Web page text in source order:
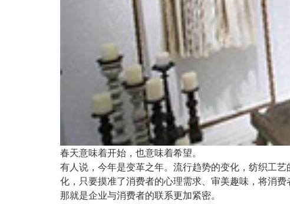
春天意味着开始，也意味着希望。
有人说，今年是变革之年。流行趋势的变化，纺织工
化，只要摸准了消费者的心理需求、审美趣味，将消
那就是企业与消费者的联系更加紧密。